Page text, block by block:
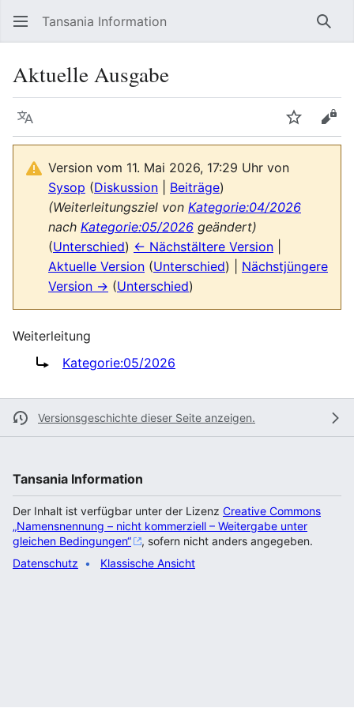
Tansania Information
Aktuelle Ausgabe
Sprache
Version vom 11. Mai 2026, 17:29 Uhr von
Sysop (Diskussion Beiträge)
(Weiterleitungsziel von Kategorie:04/2026
nach Kategorie:05/2026 geändert)
(Unterschied) ← Nächstältere Version
Aktuelle Version (Unterschied) | Nächstjüngere
Version → (Unterschied)
Weiterleitung
Weiterleitung nach:
Kategorie:05/2026
Versionsgeschichte dieser Seite anzeigen.
Tansania Information
Der Inhalt ist verfügbar unter der Lizenz Creative Commons
„Namensnennung – nicht kommerziell – Weitergabe unter
gleichen Bedingungen“
, sofern nicht anders angegeben.
Datenschutz
Klassische Ansicht